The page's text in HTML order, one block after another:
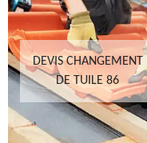
DEVIS CHANGEMENT
DE TUILE 86